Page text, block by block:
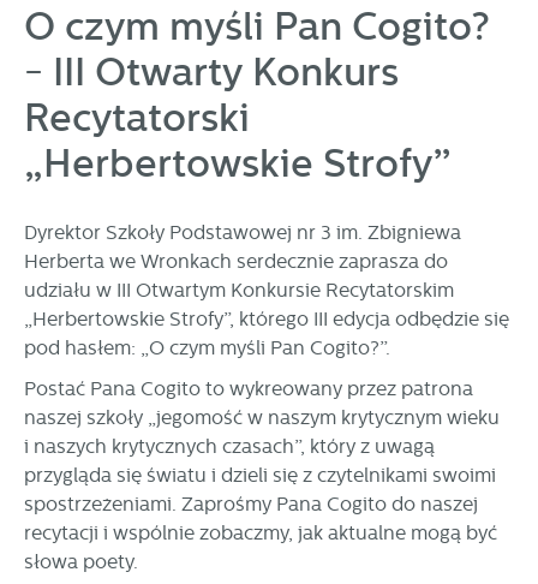
O czym myśli Pan Cogito?
- III Otwarty Konkurs
Recytatorski
„Herbertowskie Strofy”
Dyrektor Szkoły Podstawowej nr 3 im. Zbigniewa
Herberta we Wronkach serdecznie zaprasza do
udziału w III Otwartym Konkursie Recytatorskim
„Herbertowskie Strofy”, którego III edycja odbędzie się
pod hasłem: „O czym myśli Pan Cogito?”.
Postać Pana Cogito to wykreowany przez patrona
naszej szkoły „jegomość w naszym krytycznym wieku
i naszych krytycznych czasach”, który z uwagą
przygląda się światu i dzieli się z czytelnikami swoimi
spostrzeżeniami. Zaprośmy Pana Cogito do naszej
recytacji i wspólnie zobaczmy, jak aktualne mogą być
słowa poety.
personalizację określonych funkcjonalności czy
prezentowanych treści.
Dzięki tym plikom cookies możemy zapewnić Ci większy
komfort korzystania z funkcjonalności naszej strony poprzez
dopasowanie jej do Twoich indywidualnych preferencji.
Wyrażenie zgody na funkcjonalne i personalizacyjne pliki
cookies gwarantuje dostępność większej ilości funkcji na
Więcej
Analityczne
Cookies analityczne pozwalają na uzyskanie informacji w
zakresie wykorzystywania witryny internetowej, miejsca oraz
częstotliwości, z jaką odwiedzane są nasze serwisy www.
Dane pozwalają nam na ocenę naszych serwisów
internetowych pod względem ich popularności wśród
formie zanonimizowanej. Wyrażenie zgody na analityczne
pliki cookies gwarantuje dostępność wszystkich
funkcjonalności.
Więcej
Reklamowe
najciekawsze informacje i aktualności na stronach naszych
partnerów.
Promocyjne pliki cookies służą do prezentowania Ci naszych
komunikatów na podstawie analizy Twoich upodobań oraz
Twoich zwyczajów dotyczących przeglądanej witryny
internetowej. Treści promocyjne mogą pojawić się na
stronach podmiotów trzecich lub firm będących naszymi
partnerami oraz innych dostawców usług. Firmy te działają
Więcej